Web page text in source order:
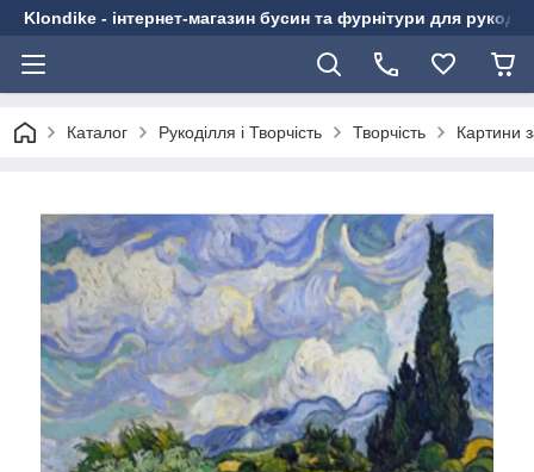
Klondike - інтернет-магазин бусин та фурнітури для
Каталог Рукоділля і Творчість Творчість Картини